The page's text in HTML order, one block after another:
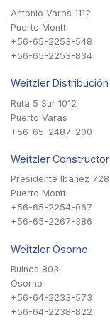
Antonio Varas 1112
Puerto Montt
+56-65-2253-548
+56-65-2253-834
Weitzler Distribución
Ruta 5 Sur 1012
Puerto Varas
+56-65-2487-200
Weitzler Constructor
Presidente Ibañez 728
Puerto Montt
+56-65-2254-067
+56-65-2267-386
Weitzler Osorno
Bulnes 803
Osorno
+56-64-2233-573
+56-64-2238-822